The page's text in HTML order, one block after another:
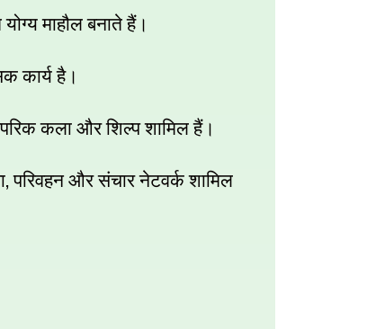
माहौल बनाते हैं।
कार्य है।
कला और शिल्प शामिल हैं।
,परिवहन और संचार नेटवर्क शामिल